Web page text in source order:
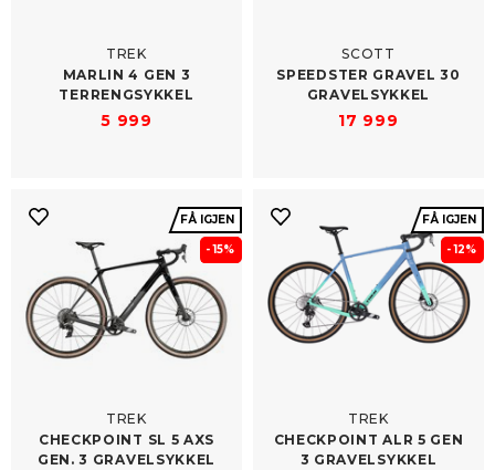
TREK
MARLIN 4 GEN 3
TERRENGSYKKEL
5 999
SCOTT
SPEEDSTER GRAVEL 30
GRAVELSYKKEL
17 999
FÅ IGJEN
- 15%
TREK
CHECKPOINT SL 5 AXS
GEN. 3 GRAVELSYKKEL
FÅ IGJEN
- 12%
TREK
CHECKPOINT ALR 5 GEN
3 GRAVELSYKKEL